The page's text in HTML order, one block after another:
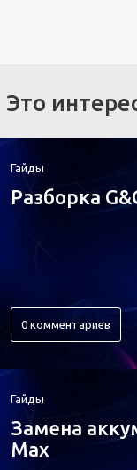
Это
Гайды
Разборка
0 комментариев
Гайды
Замена
Max